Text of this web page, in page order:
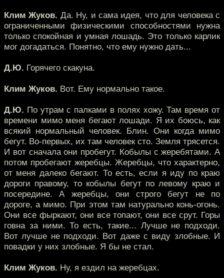
Клим Жуков. Да. Ну, и сама идея, что для человека с
ограниченными физическими способностями нужна
только спокойная и умная лошадь. Это только карлик
мог догадаться. Понятно, что ему нужно дать...
Д.Ю. Горячего скакуна.
Клим Жуков. Вот. Ему нормально такое.
Д.Ю. По утрам с палками в полях хожу. Там время от
времени мимо меня бегают лошади. Я их боюсь, как
всякий нормальный человек. Блин. Они когда мимо
бегут. Во-первых, их там человек сто. Земля трясется.
И вот сначала они пробегут. Кобылы с жеребятами. А
потом пробегают жеребцы. Жеребцы, что характерно,
от меня далеко бегают. То есть, если я иду по краю
дороги правому, то кобылы бегут по левому краю и
посередине. А жеребцы, они строго бегут не по
дороге, а мимо. При этом там натурально конь-огонь.
Они все фыркают, они все топают, они все срут. Горы
говна за ними. То есть, такие... Лучше не подходи.
Вот лучше не подходи. Вот даже с виду злобные. И
повадки у них злобные. Я бы не стал.
Клим Жуков. Ну, я ездил на жеребцах.